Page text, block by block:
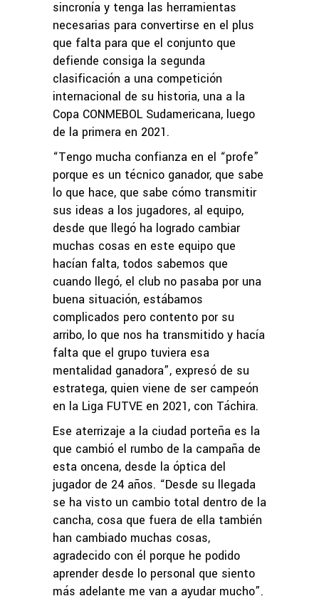
sincronía y tenga las herramientas
necesarias para convertirse en el plus
que falta para que el conjunto que
defiende consiga la segunda
clasificación a una competición
internacional de su historia, una a la
Copa CONMEBOL Sudamericana, luego
de la primera en 2021.
“Tengo mucha confianza en el “profe”
porque es un técnico ganador, que sabe
lo que hace, que sabe cómo transmitir
sus ideas a los jugadores, al equipo,
desde que llegó ha logrado cambiar
muchas cosas en este equipo que
hacían falta, todos sabemos que
cuando llegó, el club no pasaba por una
buena situación, estábamos
complicados pero contento por su
arribo, lo que nos ha transmitido y hacía
falta que el grupo tuviera esa
mentalidad ganadora”, expresó de su
estratega, quien viene de ser campeón
en la Liga FUTVE en 2021, con Táchira.
Ese aterrizaje a la ciudad porteña es la
que cambió el rumbo de la campaña de
esta oncena, desde la óptica del
jugador de 24 años. “Desde su llegada
se ha visto un cambio total dentro de la
cancha, cosa que fuera de ella también
han cambiado muchas cosas,
agradecido con él porque he podido
aprender desde lo personal que siento
más adelante me van a ayudar mucho”.